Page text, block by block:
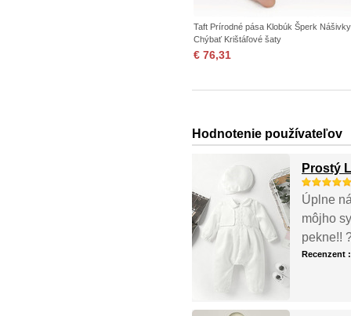
Taft Prírodné pása Klobúk Šperk Nášivky
Chýbať Krištáľové šaty
€ 76,31
Hodnotenie používateľov
Prostý
Úplne
môjho
pekne!!
Recenzent